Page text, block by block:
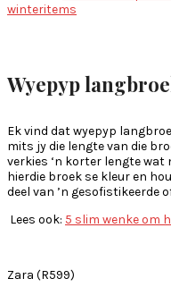
winteritems
Wyepyp
Ek vind dat wyepyp
mits jy die lengte van die
verkies ‘n korter lengte wat
hierdie broek se kleur en
deel van ’n gesofistikeerde
Lees ook: 5 slim wenke om
Zara (R599)